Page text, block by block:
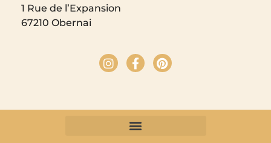
1 Rue de l’Expansion
67210 Obernai